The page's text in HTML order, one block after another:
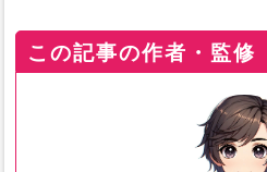
この記事の作者・監修